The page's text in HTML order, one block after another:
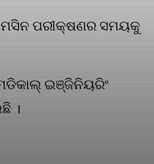
ପରୀକ୍ଷଣର ସମୟକୁ
ଇଞ୍ଜିନିୟରିଂ
।